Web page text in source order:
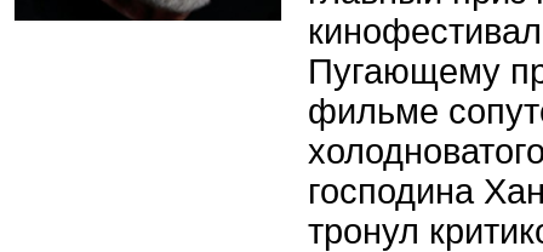
Пугающему
фильме
господина
тронул